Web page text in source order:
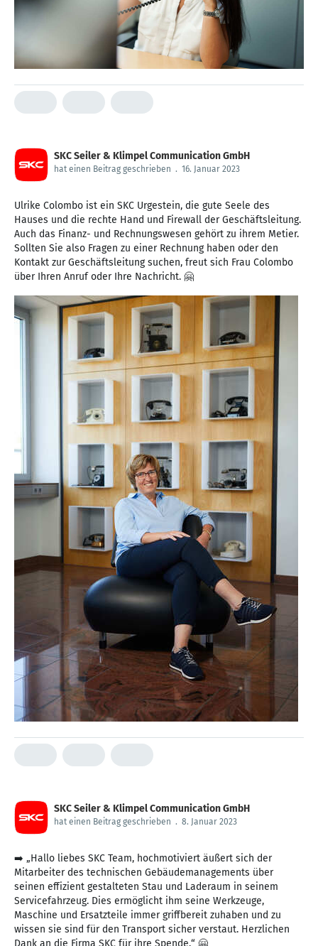
SKC Seiler & Klimpel Communication GmbH
hat einen Beitrag geschrieben . 16. Januar 2023
Ulrike Colombo ist ein SKC Urgestein, die gute Seele des
Hauses und die rechte Hand und Firewall der Geschäftsleitung.
Auch das Finanz- und Rechnungswesen gehört zu ihrem Metier.
Sollten Sie also Fragen zu einer Rechnung haben oder den
Kontakt zur Geschäftsleitung suchen, freut sich Frau Colombo
über Ihren Anruf oder Ihre Nachricht. 🤗
SKC Seiler & Klimpel Communication GmbH
hat einen Beitrag geschrieben . 8. Januar 2023
➡️ „Hallo liebes SKC Team, hochmotiviert äußert sich der
Mitarbeiter des technischen Gebäudemanagements über
seinen effizient gestalteten Stau und Laderaum in seinem
Servicefahrzeug. Dies ermöglicht ihm seine Werkzeuge,
Maschine und Ersatzteile immer griffbereit zuhaben und zu
wissen sie sind für den Transport sicher verstaut. Herzlichen
Dank an die Firma SKC für ihre Spende.“ 🤗